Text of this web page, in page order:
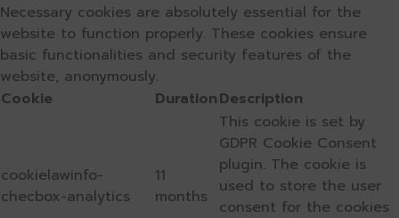
Necessary cookies are absolutely essential for the
website to function properly. These cookies ensure
basic functionalities and security features of the
website, anonymously.
Cookie
DurationDescription
cookielawinfo-
checbox-analytics
11
months
This cookie is set by
GDPR Cookie Consent
plugin. The cookie is
used to store the user
consent for the cookies